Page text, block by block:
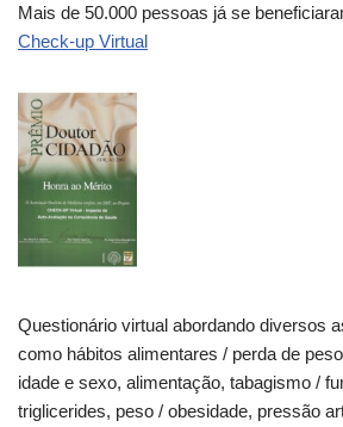
Mais de 50.000 pessoas já se
Check-up Virtual
Questionário virtual abordando diversos
como hábitos alimentares / perda de
idade e sexo, alimentação, tabagismo /
triglicerides, peso / obesidade, pressão